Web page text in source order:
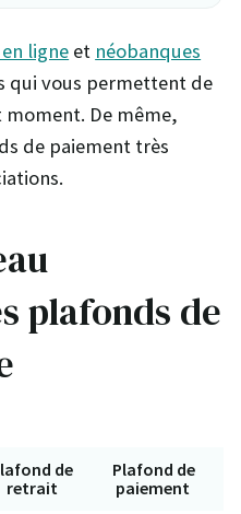
ligne et néobanques
qui vous permettent de
De même,
de paiement très
plafonds de
de
retrait
Plafond de
paiement